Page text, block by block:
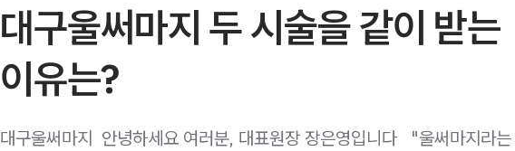
대구울써마지 두 시술을 같이 받는
이유는?
대구울써마지 ​ 안녕하세요 여러분, 대표원장 장은영입니다 ​ ​ "울써마지라